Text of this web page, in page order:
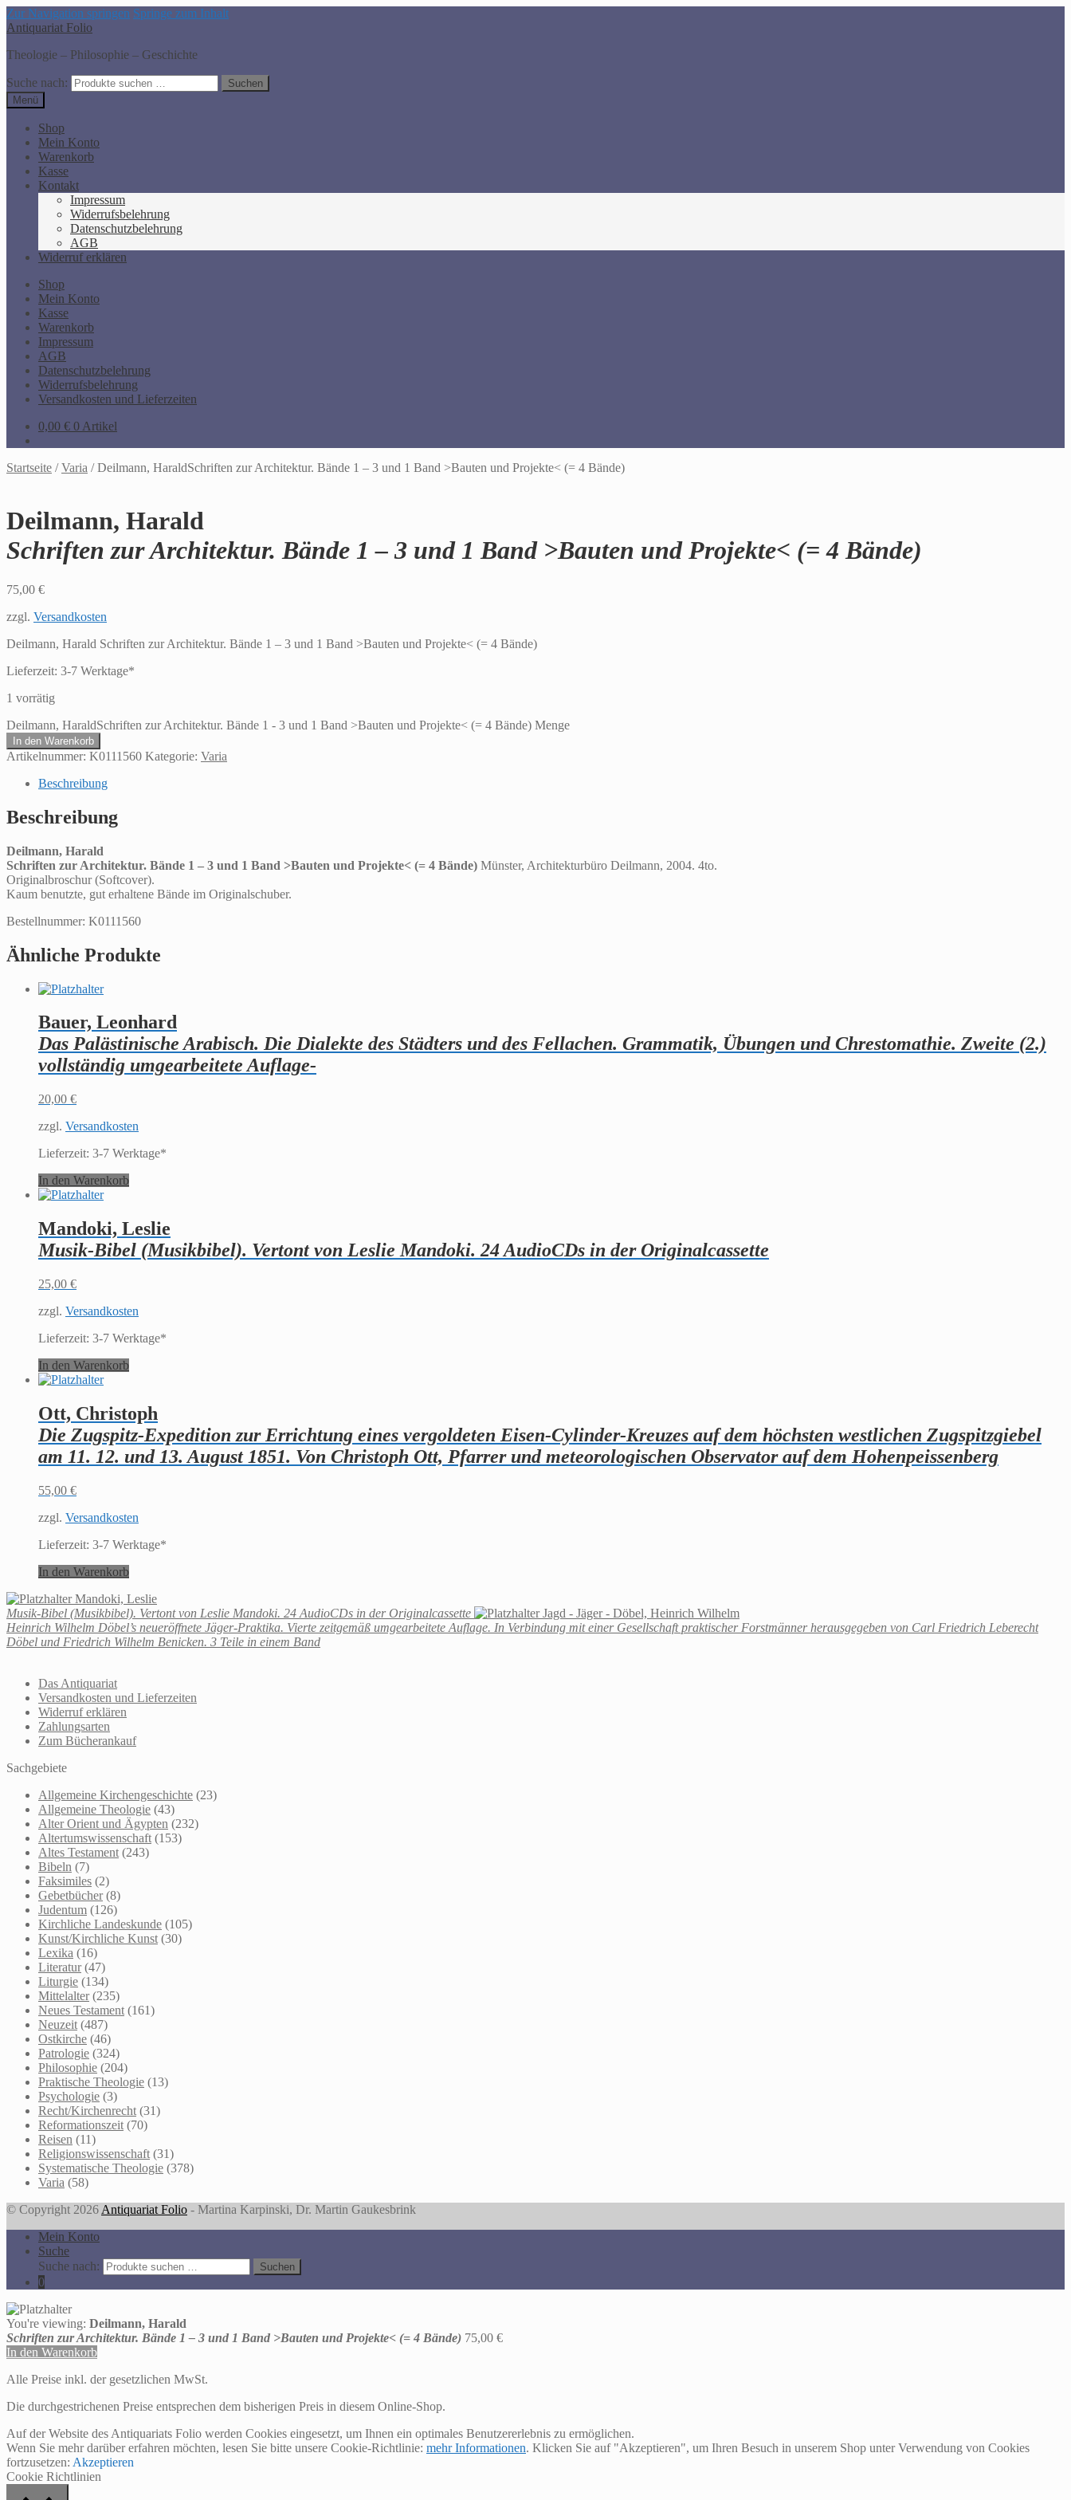
Zur Navigation springen Springe zum Inhalt
Antiquariat Folio
Theologie – Philosophie – Geschichte
Suche nach:
Suchen
Menü
Shop
Mein Konto
Warenkorb
Kasse
Kontakt
Impressum
Widerrufsbelehrung
Datenschutzbelehrung
AGB
Widerruf erklären
Shop
Mein Konto
Kasse
Warenkorb
Impressum
AGB
Datenschutzbelehrung
Widerrufsbelehrung
Versandkosten und Lieferzeiten
0,00 € 0 Artikel
Startseite /Varia /Deilmann, HaraldSchriften zur Architektur. Bände 1 – 3 und 1 Band >Bauten und Projekte< (= 4 Bände)
Deilmann, Harald
Schriften zur Architektur. Bände 1 – 3 und 1 Band >Bauten und Projekte< (= 4 Bände)
75,00 €
zzgl. Versandkosten
Deilmann, Harald Schriften zur Architektur. Bände 1 – 3 und 1 Band >Bauten und Projekte< (= 4 Bände)
Lieferzeit: 3-7 Werktage*
1 vorrätig
Deilmann, HaraldSchriften zur Architektur. Bände 1 - 3 und 1 Band >Bauten und Projekte< (= 4 Bände) Menge
In den Warenkorb
Artikelnummer: K0111560 Kategorie: Varia
Beschreibung
Beschreibung
Deilmann, Harald
Schriften zur Architektur. Bände 1 – 3 und 1 Band >Bauten und Projekte< (= 4 Bände) Münster, Architekturbüro Deilmann, 2004. 4to.
Originalbroschur (Softcover).
Kaum benutzte, gut erhaltene Bände im Originalschuber.
Bestellnummer: K0111560
Ähnliche Produkte
Bauer, Leonhard
Das Palästinische Arabisch. Die Dialekte des Städters und des Fellachen. Grammatik, Übungen und Chrestomathie. Zweite (2.)
vollständig umgearbeitete Auflage-
20,00 €
zzgl. Versandkosten
Lieferzeit: 3-7 Werktage*
In den Warenkorb
Mandoki, Leslie
Musik-Bibel (Musikbibel). Vertont von Leslie Mandoki. 24 AudioCDs in der Originalcassette
25,00 €
zzgl. Versandkosten
Lieferzeit: 3-7 Werktage*
In den Warenkorb
Ott, Christoph
Die Zugspitz-Expedition zur Errichtung eines vergoldeten Eisen-Cylinder-Kreuzes auf dem höchsten westlichen Zugspitzgiebel
am 11. 12. und 13. August 1851. Von Christoph Ott, Pfarrer und meteorologischen Observator auf dem Hohenpeissenberg
55,00 €
zzgl. Versandkosten
Lieferzeit: 3-7 Werktage*
In den Warenkorb
Mandoki, Leslie
Musik-Bibel (Musikbibel). Vertont von Leslie Mandoki. 24 AudioCDs in der Originalcassette
Jagd - Jäger - Döbel, Heinrich Wilhelm
Heinrich Wilhelm Döbel’s neueröffnete Jäger-Praktika. Vierte zeitgemäß umgearbeitete Auflage. In Verbindung mit einer Gesellschaft praktischer Forstmänner herausgegeben von Carl Friedrich Leberecht
Döbel und Friedrich Wilhelm Benicken. 3 Teile in einem Band
Das Antiquariat
Versandkosten und Lieferzeiten
Widerruf erklären
Zahlungsarten
Zum Bücherankauf
Sachgebiete
Allgemeine Kirchengeschichte (23)
Allgemeine Theologie (43)
Alter Orient und Ägypten (232)
Altertumswissenschaft (153)
Altes Testament (243)
Bibeln (7)
Faksimiles (2)
Gebetbücher (8)
Judentum (126)
Kirchliche Landeskunde (105)
Kunst/Kirchliche Kunst (30)
Lexika (16)
Literatur (47)
Liturgie (134)
Mittelalter (235)
Neues Testament (161)
Neuzeit (487)
Ostkirche (46)
Patrologie (324)
Philosophie (204)
Praktische Theologie (13)
Psychologie (3)
Recht/Kirchenrecht (31)
Reformationszeit (70)
Reisen (11)
Religionswissenschaft (31)
Systematische Theologie (378)
Varia (58)
© Copyright 2026 Antiquariat Folio - Martina Karpinski, Dr. Martin Gaukesbrink
Mein Konto
Suche
Suche nach:
Suchen
0
You're viewing: Deilmann, Harald
Schriften zur Architektur. Bände 1 – 3 und 1 Band >Bauten und Projekte< (= 4 Bände) 75,00 €
In den Warenkorb
Alle Preise inkl. der gesetzlichen MwSt.
Die durchgestrichenen Preise entsprechen dem bisherigen Preis in diesem Online-Shop.
Auf der Website des Antiquariats Folio werden Cookies eingesetzt, um Ihnen ein optimales Benutzererlebnis zu ermöglichen.
Wenn Sie mehr darüber erfahren möchten, lesen Sie bitte unsere Cookie-Richtlinie: mehr Informationen. Klicken Sie auf "Akzeptieren", um Ihren Besuch in unserem Shop unter Verwendung von Cookies
fortzusetzen: Akzeptieren
Cookie Richtlinien